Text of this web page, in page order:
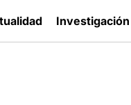
Investigación